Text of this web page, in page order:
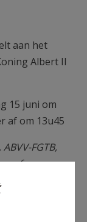
aan het
Albert II
15 juni om
af om 13u45
FGTB,
for
Christelijke
11.11.11,